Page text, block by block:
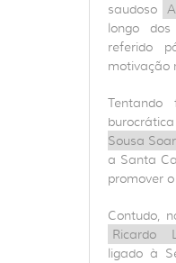
saudoso
longo
referido
motivação
Sousa
a Santa
promover
Contudo,
Ricardo
ligado à